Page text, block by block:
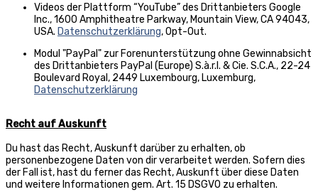
Videos der Plattform “YouTube” des Drittanbieters Google
Inc., 1600 Amphitheatre Parkway, Mountain View, CA 94043,
USA. Datenschutzerklärung, Opt-Out.
Modul "PayPal" zur Forenunterstützung ohne Gewinnabsicht
des Drittanbieters PayPal (Europe) S.à.r.l. & Cie. S.C.A., 22-24
Boulevard Royal, 2449 Luxembourg, Luxemburg,
Datenschutzerklärung
Recht auf Auskunft
Du hast das Recht, Auskunft darüber zu erhalten, ob
personenbezogene Daten von dir verarbeitet werden. Sofern dies
der Fall ist, hast du ferner das Recht, Auskunft über diese Daten
und weitere Informationen gem. Art. 15 DSGVO zu erhalten.